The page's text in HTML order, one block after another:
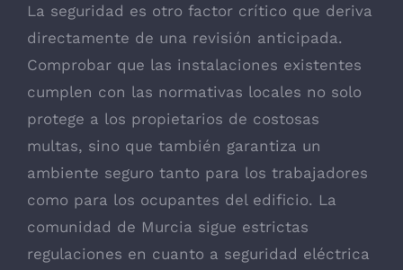
La seguridad es otro factor crítico que deriva
directamente de una revisión anticipada.
Comprobar que las instalaciones existentes
cumplen con las normativas locales no solo
protege a los propietarios de costosas
multas, sino que también garantiza un
ambiente seguro tanto para los trabajadores
como para los ocupantes del edificio. La
comunidad de Murcia sigue estrictas
regulaciones en cuanto a seguridad eléctrica